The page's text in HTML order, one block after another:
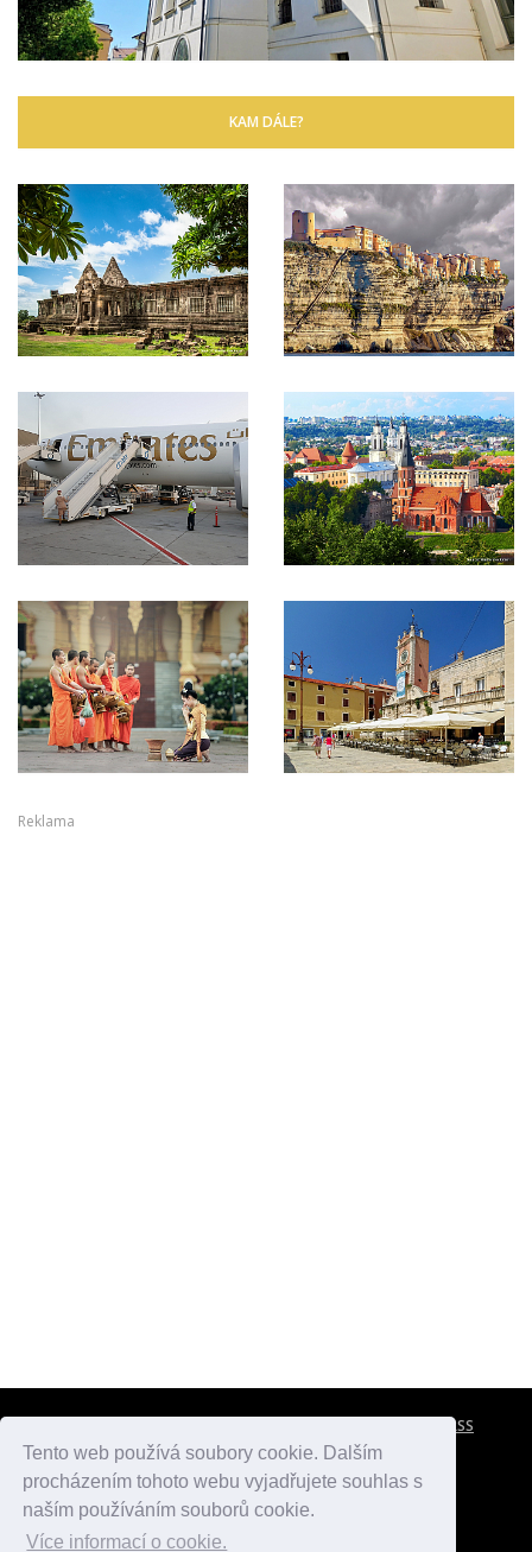
Tento web používá soubory cookie. Dalším
procházením tohoto webu vyjadřujete souhlas s
naším používáním souborů cookie.
Více informací o cookie.
KAM DÁLE?
Reklama
RSS
atlaspamatek.info